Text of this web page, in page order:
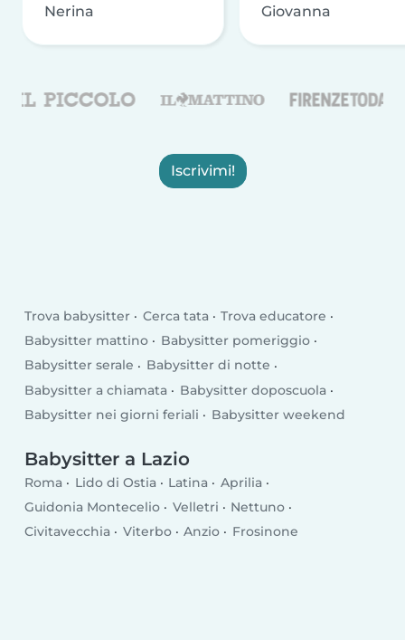
Nerina Giovanna
Iscrivimi!
Trova babysitter Cerca tata
Trova educatore
Babysitter mattino
Babysitter pomeriggio
Babysitter serale
Babysitter di notte
Babysitter a chiamata
Babysitter doposcuola
Babysitter nei giorni feriali
Babysitter weekend
Babysitter a Lazio
Roma Lido di Ostia Latina
Aprilia
Guidonia Montecelio
Velletri
Nettuno
Civitavecchia
Viterbo Anzio Frosinone